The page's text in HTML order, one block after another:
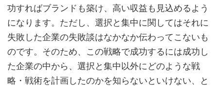
功すればブランドも築け、高い収益も見込めるよう
になります。ただし、選択と集中に関してはそれに
失敗した企業の失敗談はなかなか伝わってこないも
のです。そのため、この戦略で成功するには成功し
た企業の中から、選択と集中以外にどのような戦
略・戦術を計画したのかを知らないといけない、と